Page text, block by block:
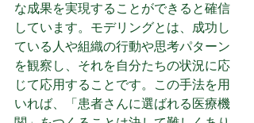
な成果を実現することができると確信
しています。モデリングとは、成功し
ている人や組織の行動や思考パターン
を観察し、それを自分たちの状況に応
じて応用することです。この手法を用
いれば、「患者さんに選ばれる医療機